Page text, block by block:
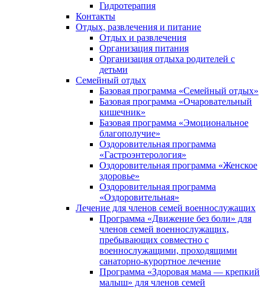
Гидротерапия
Контакты
Отдых, развлечения и питание
Отдых и развлечения
Организация питания
Организация отдыха родителей с
детьми
Семейный отдых
Базовая программа «Семейный отдых»
Базовая программа «Очаровательный
кишечник»
Базовая программа «Эмоциональное
благополучие»
Оздоровительная программа
«Гастроэнтерология»
Оздоровительная программа «Женское
здоровье»
Оздоровительная программа
«Оздоровительная»
Лечение для членов семей военнослужащих
Программа «Движение без боли» для
членов семей военнослужащих,
пребывающих совместно с
военнослужащими, проходящими
санаторно-курортное лечение
Программа «Здоровая мама — крепкий
малыш» для членов семей